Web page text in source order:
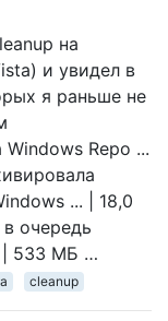
на
и увидел в
я раньше не
Repo ...
... | 18,0
очередь
| 533 МБ …
cleanup